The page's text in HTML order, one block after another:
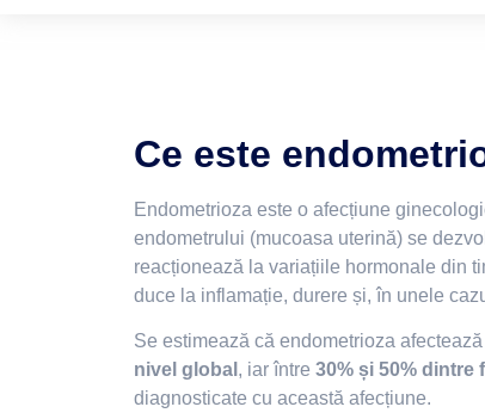
Ce este
Endometrioza este o afecțiune
endometrului (mucoasa uterină) se
reacționează la variațiile hormonale din
duce la inflamație, durere și, în unele
Se estimează că endometrioza
nivel global , iar între 30% și 50% dintre
diagnosticate cu această afecțiune.